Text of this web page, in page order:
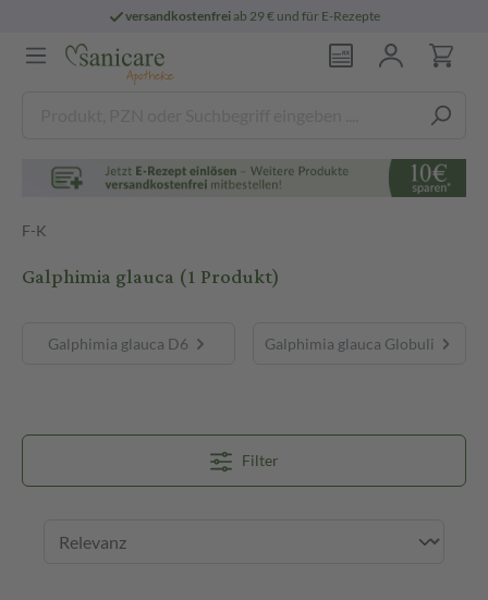
versandkostenfreiab 29 € und für E-Rezepte
F-K
Galphimia glauca (1 Produkt)
Galphimia glauca D6 Galphimia glauca Globuli
Filter